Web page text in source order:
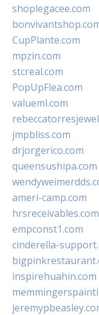
shoplegacee.com
CupPlante.com
mpzin.com
stcreal.com
PopUpFlea.com
valueml.com
jmpbliss.com
drjorgerico.com
queensushipa.com
ameri-camp.com
hrsreceivables.com
empconst1.com
cinderella-
inspirehuahin.com